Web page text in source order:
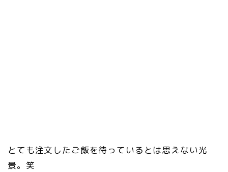
とても注文したご飯を待っているとは思えない光
景。笑